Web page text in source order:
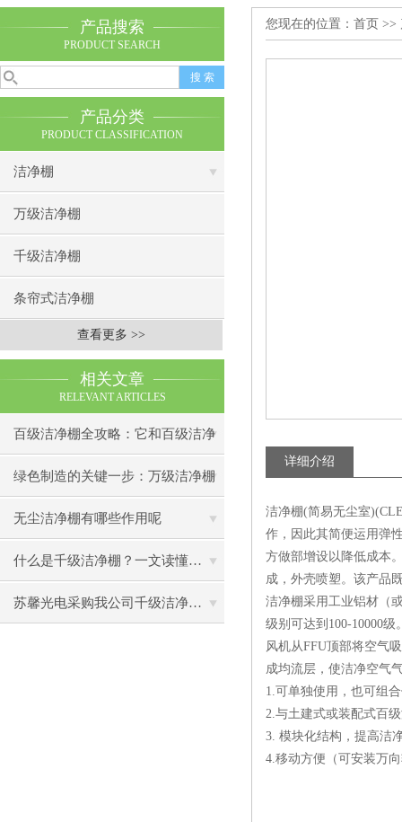
产品搜索
PRODUCT SEARCH
产品分类
PRODUCT CLASSIFICATION
洁净棚
万级洁净棚
千级洁净棚
条帘式洁净棚
查看更多 >>
相关文章
RELEVANT ARTICLES
百级洁净棚全攻略：它和百级洁净
室到底有什么区别？
绿色制造的关键一步：万级洁净棚
助力环保型半导体产业发展
无尘洁净棚有哪些作用呢
什么是千级洁净棚？一文读懂其结构特点与局部净化优势
苏馨光电采购我公司千级洁净棚普通工作台一批（7月07日）已顺利交货
您现在的位置： 首页 >>
详细介绍
洁净棚(简易无尘室
作，因此其简便运用弹
方做部增设以降低成本
成，外壳喷塑。该产品
洁净棚采用工业铝材（
级别可达到100-10000
风机从FFU顶部将空气
成均流层，使洁净空气
1.可单独使用，也可组
2.与土建式或装配式百
3. 模块化结构，提高洁
4.移动方便（可安装万